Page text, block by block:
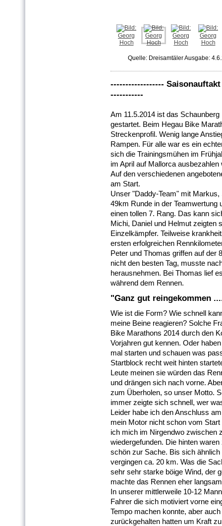
Quelle: Dreisamtäler Ausgabe:
------------------
-----------
Am 11.5.2014 ist das
gestartet. Beim Hegau Bike
Streckenprofil. Wenig lange
Rampen. Für alle war es ein
sich die Trainingsmühen im
im April auf Mallorca ausbezahlen
Auf den verschiedenen
am Start.
Unser "Daddy-Team" mit
49km Runde in der Teamwertung
einen tollen 7. Rang. Das kann
Michi, Daniel und Helmut zeigten
Einzelkämpfer. Teilweise
ersten erfolgreichen
Peter und Thomas griffen auf der
nicht den besten Tag, musste
herausnehmen. Bei Thomas lief
während dem Rennen.
"Ganz gut reingekommen
Wie ist die Form? Wie schnell
meine Beine reagieren? Solche
Bike Marathons 2014 durch den
Vorjahren gut kennen. Oder
mal starten und schauen was
Startblock recht weit hinten
Leute meinen sie würden das
und drängen sich nach vorne.
zum Überholen, so unser Motto.
immer zeigte sich schnell, wer
Leider habe ich den Anschluss
mein Motor nicht schon vom
ich mich im Nirgendwo zwischen
wiedergefunden. Die hinten
schön zur Sache. Bis sich
vergingen ca. 20 km. Was die
sehr sehr starke böige Wind, der
machte das Rennen eher
In unserer mittlerweile 10-12
Fahrer die sich motiviert vorne
Tempo machen konnte, aber
zurückgehalten hatten um Kraft